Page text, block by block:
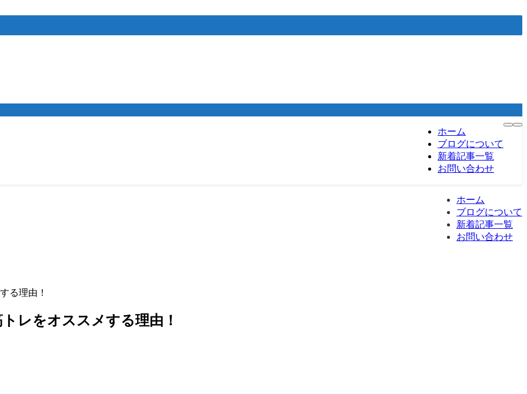
ホーム
ブログについて
新着記事一覧
お問い合わせ
ホーム
ブログについて
新着記事一覧
お問い合わせ
る理由！
レをオススメする理由！